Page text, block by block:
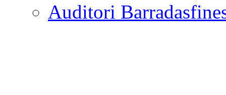
Auditori Barradas